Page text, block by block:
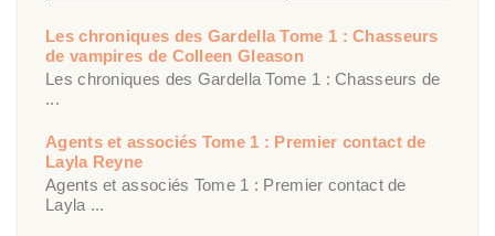
Les chroniques des Gardella Tome 1 : Chasseurs
de vampires de Colleen Gleason
Les chroniques des Gardella Tome 1 : Chasseurs de
...
Agents et associés Tome 1 : Premier contact de
Layla Reyne
Agents et associés Tome 1 : Premier contact de
Layla ...